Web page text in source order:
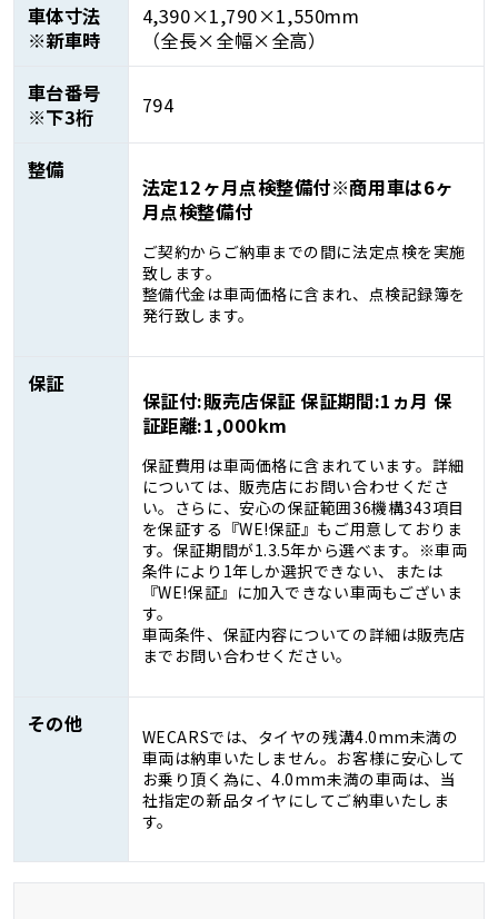
車体寸法
※新車時
4,390×1,790×1,550mm
（全長×全幅×全高）
車台番号
※下3桁
794
整備
法定12ヶ月点検整備付※商用車は6ヶ
月点検整備付
ご契約からご納車までの間に法定点検を実施
致します。
整備代金は車両価格に含まれ、点検記録簿を
発行致します。
保証
保証付:販売店保証 保証期間:1ヵ月 保
証距離:1,000km
保証費用は車両価格に含まれています。詳細
については、販売店にお問い合わせくださ
い。さらに、安心の保証範囲36機構343項目
を保証する『WE!保証』もご用意しておりま
す。保証期間が1.3.5年から選べます。※車両
条件により1年しか選択できない、または
『WE!保証』に加入できない車両もございま
す。
車両条件、保証内容についての詳細は販売店
までお問い合わせください。
その他
WECARSでは、タイヤの残溝4.0mm未満の
車両は納車いたしません。お客様に安心して
お乗り頂く為に、4.0mm未満の車両は、当
社指定の新品タイヤにしてご納車いたしま
す。